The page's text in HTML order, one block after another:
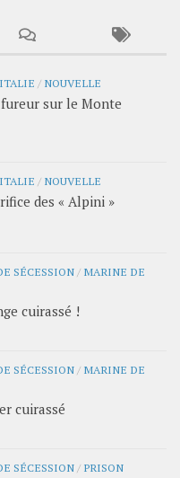
ITALIE / NOUVELLE
sur le Monte
ITALIE / NOUVELLE
des « Alpini »
SÉCESSION / MARINE DE
cuirassé !
SÉCESSION / MARINE DE
cuirassé
SÉCESSION / PRISON